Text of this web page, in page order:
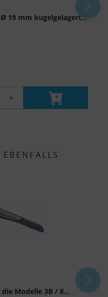
19 mm kugelgelagert...
+
Modelle 3B / 8...